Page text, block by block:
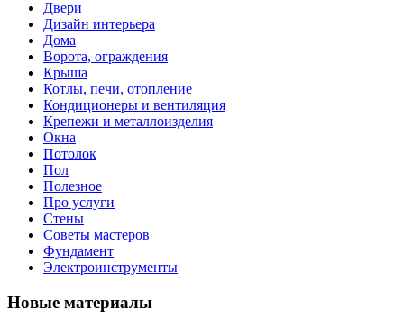
Двери
Дизайн интерьера
Дома
Ворота, ограждения
Крыша
Котлы, печи, отопление
Кондиционеры и вентиляция
Крепежи и металлоизделия
Окна
Потолок
Пол
Полезное
Про услуги
Стены
Советы мастеров
Фундамент
Электроинструменты
Новые материалы